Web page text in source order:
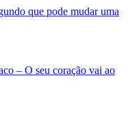
que pode mudar uma
– O seu coração vai ao